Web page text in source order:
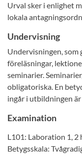
Urval sker i enlighet
lokala
Undervisning
Undervisningen, som
föreläsningar,
seminarier.
obligatoriska. En
ingår i utbildningen
Examination
L101: Laboration 1, 2
Betygsskala: